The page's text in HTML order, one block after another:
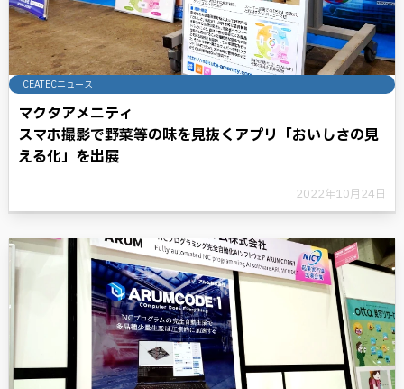
CEATECニュース
マクタアメニティ
スマホ撮影で野菜等の味を見抜くアプリ「おいしさの見
える化」を出展
2022年10月24日